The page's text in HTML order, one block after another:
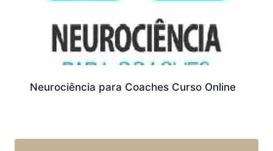
Neurociência para Coaches Curso Online